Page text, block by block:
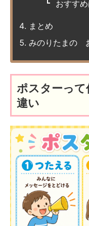
おすす
まとめ
みのりたまの
ポスターっ
違い